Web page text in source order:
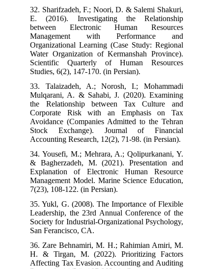
32. Sharifzadeh, F.; Noori, D. & Salemi Shakuri,
E. (2016). Investigating the Relationship
between Electronic Human Resources
Management with Performance and
Organizational Learning (Case Study: Regional
Water Organization of Kermanshah Province).
Scientific Quarterly of Human Resources
Studies, 6(2), 147-170. (in Persian).
33. Talaizadeh, A.; Norosh, I.; Mohammadi
Mulqarani, A. & Sahabi, J. (2020). Examining
the Relationship between Tax Culture and
Corporate Risk with an Emphasis on Tax
Avoidance (Companies Admitted to the Tehran
Stock Exchange). Journal of Financial
Accounting Research, 12(2), 71-98. (in Persian).
34. Yousefi, M.; Mehrara, A.; Qolipurkanani, Y.
& Bagherzadeh, M. (2021). Presentation and
Explanation of Electronic Human Resource
Management Model. Marine Science Education,
7(23), 108-122. (in Persian).
35. Yukl, G. (2008). The Importance of Flexible
Leadership, the 23rd Annual Conference of the
Society for Industrial-Organizational Psychology,
San Ferancisco, CA.
36. Zare Behnamiri, M. H.; Rahimian Amiri, M.
H. & Tirgan, M. (2022). Prioritizing Factors
Affecting Tax Evasion. Accounting and Auditing